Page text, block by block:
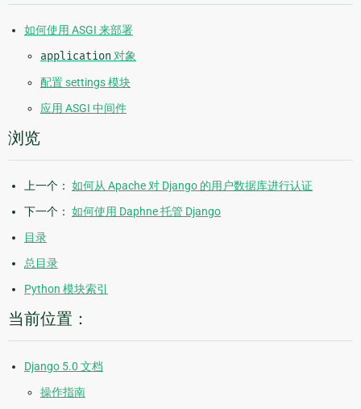
如何使用 ASGI 来部署
application 对象
配置 settings 模块
应用 ASGI 中间件
浏览
上一个： 如何从 Apache 对 Django 的用户数据库进行认证
下一个： 如何使用 Daphne 托管 Django
目录
总目录
Python 模块索引
当前位置：
Django 5.0 文档
操作指南